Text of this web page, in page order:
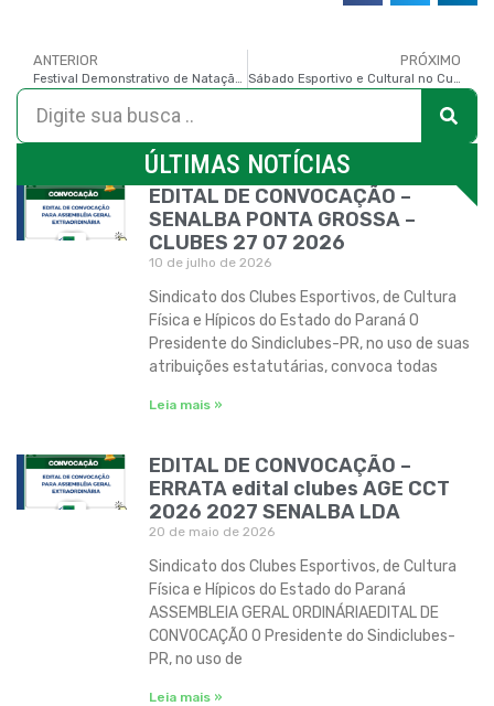
ANTERIOR
Festival Demonstrativo de Natação no Curitibano
PRÓXIMO
Sábado Esportivo e Cultural no Curitibano
ÚLTIMAS NOTÍCIAS
EDITAL DE CONVOCAÇÃO –
SENALBA PONTA GROSSA –
CLUBES 27 07 2026
10 de julho de 2026
Sindicato dos Clubes Esportivos, de Cultura
Física e Hípicos do Estado do Paraná O
Presidente do Sindiclubes-PR, no uso de suas
atribuições estatutárias, convoca todas
Leia mais »
EDITAL DE CONVOCAÇÃO –
ERRATA edital clubes AGE CCT
2026 2027 SENALBA LDA
20 de maio de 2026
Sindicato dos Clubes Esportivos, de Cultura
Física e Hípicos do Estado do Paraná
ASSEMBLEIA GERAL ORDINÁRIAEDITAL DE
CONVOCAÇÃO O Presidente do Sindiclubes-
PR, no uso de
Leia mais »